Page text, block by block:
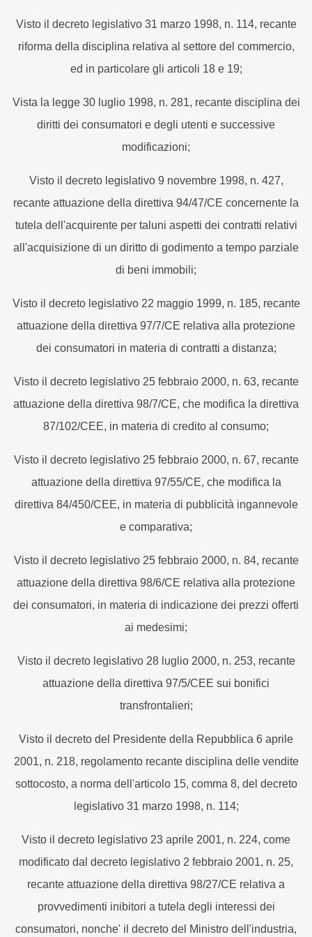
Visto il decreto legislativo 31 marzo 1998, n. 114, recante
riforma della disciplina relativa al settore del commercio,
ed in particolare gli articoli 18 e 19;
Vista la legge 30 luglio 1998, n. 281, recante disciplina dei
diritti dei consumatori e degli utenti e successive
modificazioni;
Visto il decreto legislativo 9 novembre 1998, n. 427,
recante attuazione della direttiva 94/47/CE concernente la
tutela dell'acquirente per taluni aspetti dei contratti relativi
all'acquisizione di un diritto di godimento a tempo parziale
di beni immobili;
Visto il decreto legislativo 22 maggio 1999, n. 185, recante
attuazione della direttiva 97/7/CE relativa alla protezione
dei consumatori in materia di contratti a distanza;
Visto il decreto legislativo 25 febbraio 2000, n. 63, recante
attuazione della direttiva 98/7/CE, che modifica la direttiva
87/102/CEE, in materia di credito al consumo;
Visto il decreto legislativo 25 febbraio 2000, n. 67, recante
attuazione della direttiva 97/55/CE, che modifica la
direttiva 84/450/CEE, in materia di pubblicità ingannevole
e comparativa;
Visto il decreto legislativo 25 febbraio 2000, n. 84, recante
attuazione della direttiva 98/6/CE relativa alla protezione
dei consumatori, in materia di indicazione dei prezzi offerti
ai medesimi;
Visto il decreto legislativo 28 luglio 2000, n. 253, recante
attuazione della direttiva 97/5/CEE sui bonifici
transfrontalieri;
Visto il decreto del Presidente della Repubblica 6 aprile
2001, n. 218, regolamento recante disciplina delle vendite
sottocosto, a norma dell'articolo 15, comma 8, del decreto
legislativo 31 marzo 1998, n. 114;
Visto il decreto legislativo 23 aprile 2001, n. 224, come
modificato dal decreto legislativo 2 febbraio 2001, n. 25,
recante attuazione della direttiva 98/27/CE relativa a
provvedimenti inibitori a tutela degli interessi dei
consumatori, nonche' il decreto del Ministro dell'industria,